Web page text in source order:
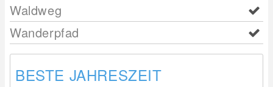
Waldweg
Wanderpfad
BESTE JAHRESZEIT